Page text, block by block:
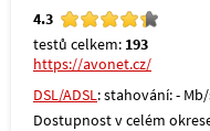
4.3
testů celkem: 193
https://avonet.cz/
DSL/ADSL: stahování: -
Dostupnost v celém